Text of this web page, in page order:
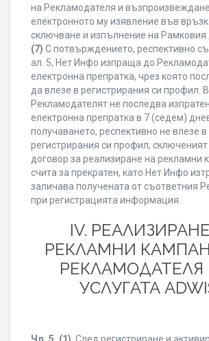
на Рекламодателя и
електронното му изявление във
сключване и изпълнение на Рамковия
(7) С потвърждението, респективно
ал. 5, Нет Инфо изпраща до
електронна препратка, чрез която
да влезе в регистрирания си профил.
Рекламодателят не последва
електронна препратка в 7 (седем)
получаването, респективно не влезе в
регистрирания си профил,
договор за реализиране на рекламни
счита за прекратен, като Нет Инфо
заличава получената от съответния
при регистрацията информация.
IV.
РЕКЛАМНИ
РЕКЛАМОДАТЕЛЯ
УСЛУГАТА